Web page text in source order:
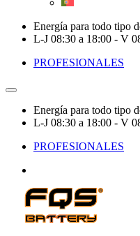
Energía para todo tipo
L-J 08:30 a 18:00 - V
PROFESIONALES
Energía para todo tipo
L-J 08:30 a 18:00 - V
PROFESIONALES